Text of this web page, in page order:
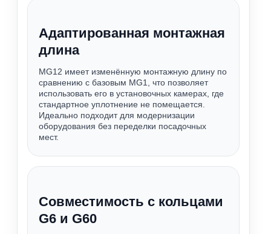
Адаптированная монтажная
длина
MG12 имеет изменённую монтажную длину по
сравнению с базовым MG1, что позволяет
использовать его в установочных камерах, где
стандартное уплотнение не помещается.
Идеально подходит для модернизации
оборудования без переделки посадочных
мест.
Совместимость с кольцами
G6 и G60